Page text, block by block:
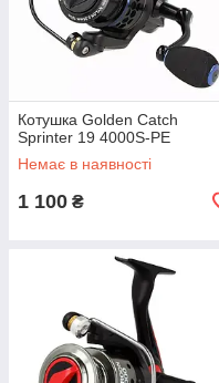
Котушка Golden Catch
Sprinter 19 4000S-PE
Немає в наявності
1 100 ₴